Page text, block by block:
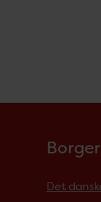
Det